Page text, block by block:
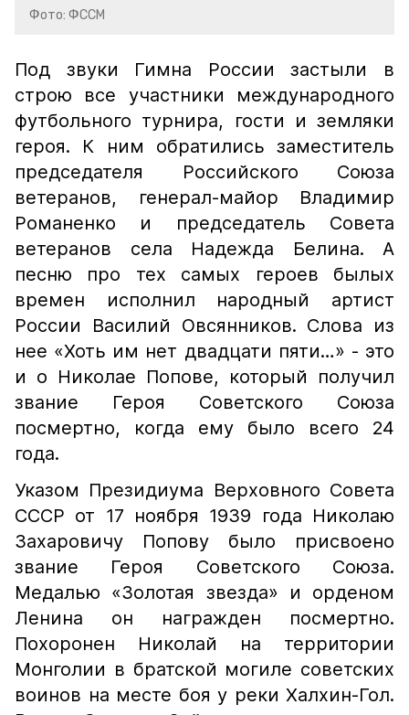
Фото: ФССМ
Под звуки Гимна России застыли в
строю все участники международного
футбольного турнира, гости и земляки
героя. К ним обратились заместитель
председателя Российского Союза
ветеранов, генерал-майор Владимир
Романенко и председатель Совета
ветеранов села Надежда Белина. А
песню про тех самых героев былых
времен исполнил народный артист
России Василий Овсянников. Слова из
нее «Хоть им нет двадцати пяти…» - это
и о Николае Попове, который получил
звание Героя Советского Союза
посмертно, когда ему было всего 24
года.
Указом Президиума Верховного Совета
СССР от 17 ноября 1939 года Николаю
Захаровичу Попову было присвоено
звание Героя Советского Союза.
Медалью «Золотая звезда» и орденом
Ленина он награжден посмертно.
Похоронен Николай на территории
Монголии в братской могиле советских
воинов на месте боя у реки Халхин-Гол.